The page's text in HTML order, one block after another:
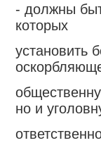
- должны
которых
установить
но и